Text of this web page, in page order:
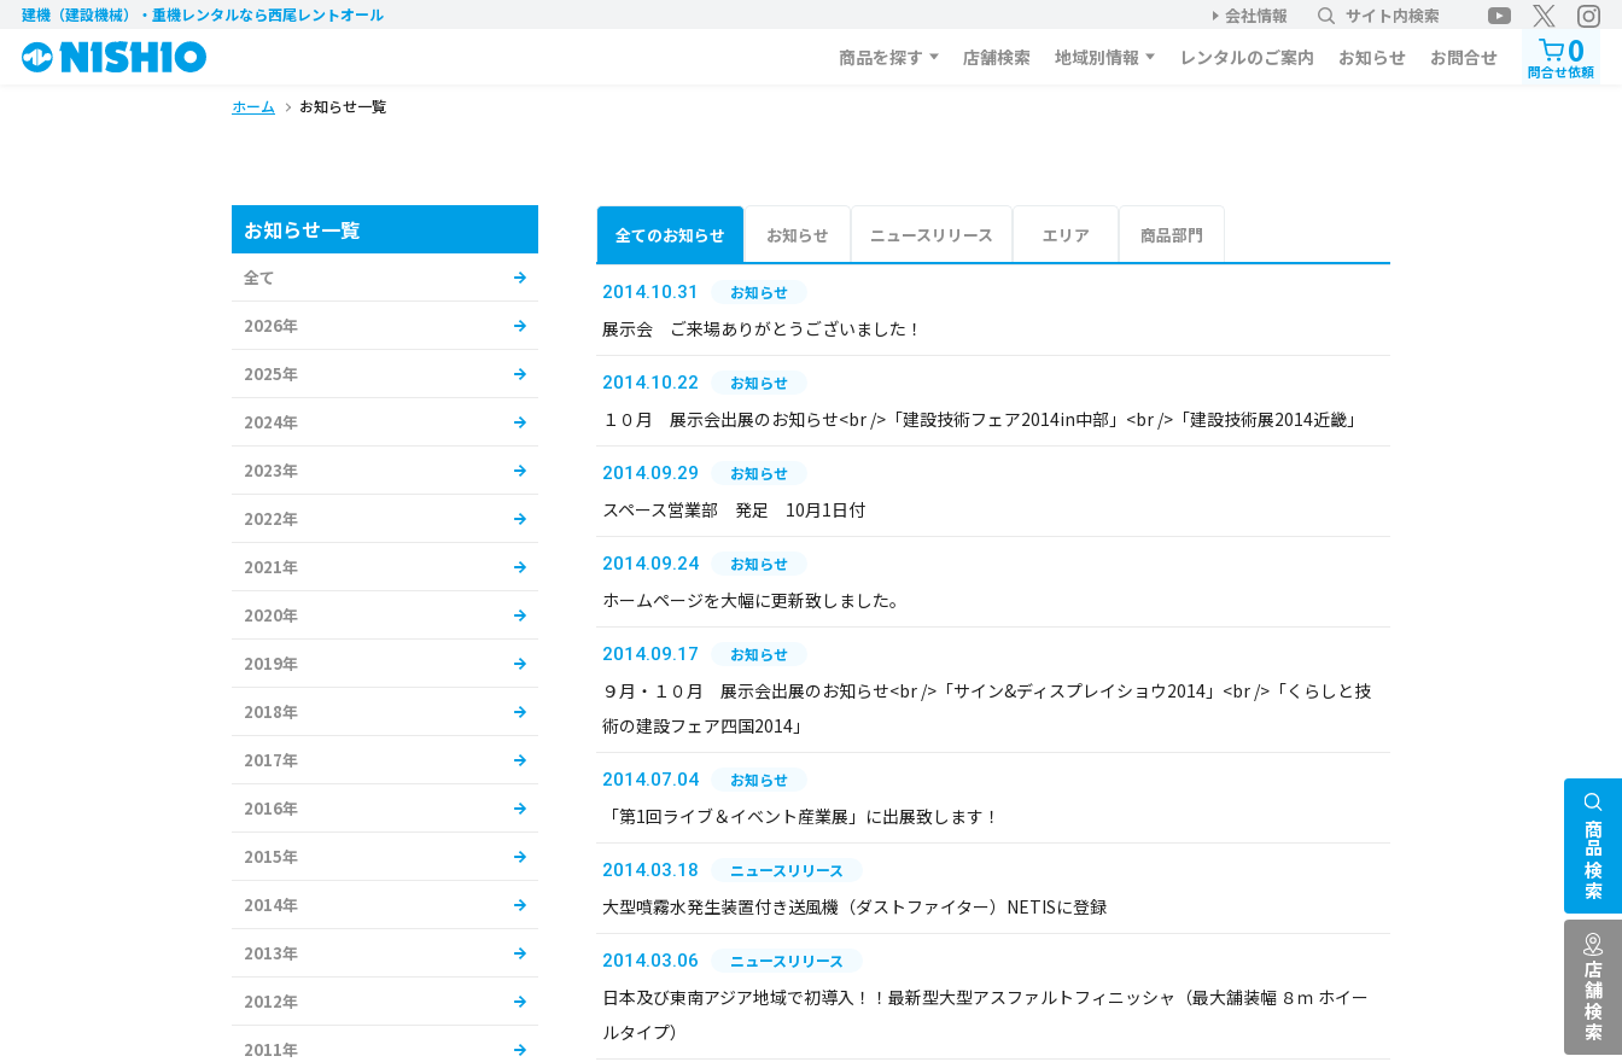
建機（建設機械）・重機レンタルなら西尾レントオール 会社情報 サイト内検索
商品を探す 店舗検索 地域別情報 レンタルのご案内 お知らせ お問合せ 0
問合せ依頼
ホーム お知らせ一覧
全てのお知らせ お知らせ ニュースリリース エリア 商品部門
2014.10.31 お知らせ
展示会 ご来場ありがとうございました！
2014.10.22 お知らせ
１０月 展示会出展のお知らせ<br />「建設技術フェア2014in中部」<br />「建設技術展2014近畿」
2014.09.29 お知らせ
スペース営業部 発足 10月1日付
2014.09.24 お知らせ
ホームページを大幅に更新致しました。
2014.09.17 お知らせ
９月・１０月 展示会出展のお知らせ<br />「サイン&ディスプレイショウ2014」<br />「くらしと技
術の建設フェア四国2014」
2014.07.04 お知らせ
「第1回ライブ＆イベント産業展」に出展致します！
2014.03.18 ニュースリリース
大型噴霧水発生装置付き送風機（ダストファイター）NETISに登録
2014.03.06 ニュースリリース
日本及び東南アジア地域で初導入！！最新型大型アスファルトフィニッシャ（最大舗装幅 ８ｍ ホイー
ルタイプ）
お知らせ一覧
全て
2026年
2025年
2024年
2023年
2022年
2021年
2020年
2019年
2018年
2017年
2016年
2015年
2014年
2013年
2012年
2011年
商品検索
店舗検索